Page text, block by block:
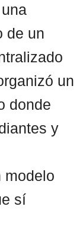
de un
un
donde
y
modelo
sí